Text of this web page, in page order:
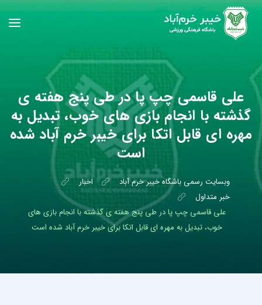
علی قاسمی چپ پا در طی پنج هفته ی
گذشته با انجام بازی های خوب، تبدیل به
مهره ای قابل اتکا برای خیبر خرم آباد شده
است
وبسایت رسمی باشگاه خیبر خرم آباد
اخبار
خبر متداول
علی قاسمی چپ پا در طی پنج هفته ی گذشته با انجام بازی های
خوب، تبدیل به مهره ای قابل اتکا برای خیبر خرم آباد شده است